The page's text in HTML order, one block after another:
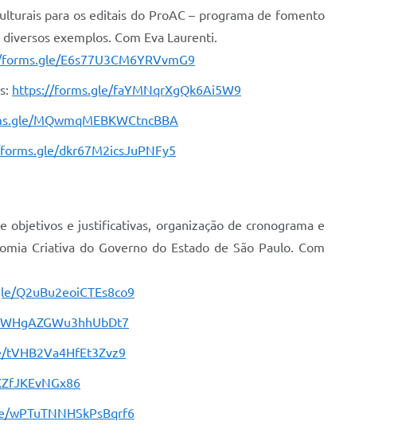
para os editais do ProAC – programa de fomento
exemplos. Com Eva Laurenti.
E6s77U3CM6YRVvmG9
https://forms.gle/faYMNqrXgQk6Ai5W9
MQwmqMEBKWCtncBBA
dkr67M2icsJuPNFy5
objetivos e justificativas, organização de cronograma e
Criativa do Governo do Estado de São Paulo. Com
Q2uBu2eoiCTEs8co9
wPTuTNNHSkPsBqrf6